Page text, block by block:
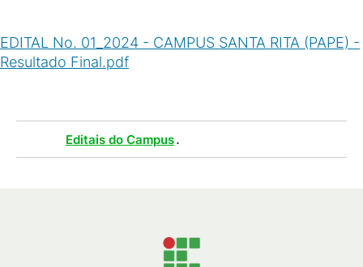
EDITAL No. 01_2024 - CAMPUS SANTA RITA (PAPE) -
Resultado Final.pdf
Editais do Campus.